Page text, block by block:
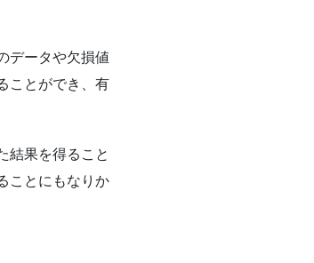
データや欠損値
ことができ、有
結果を得ること
ことにもなりか